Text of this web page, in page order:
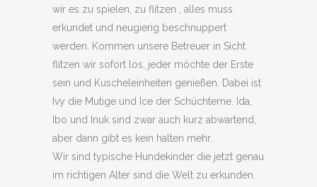
wir es zu spielen, zu flitzen , alles muss
erkundet und neugierig beschnuppert
werden. Kommen unsere Betreuer in Sicht
flitzen wir sofort los, jeder möchte der Erste
sein und Kuscheleinheiten genießen. Dabei ist
Ivy die Mutige und Ice der Schüchterne. Ida,
Ibo und Inuk sind zwar auch kurz abwartend,
aber dann gibt es kein halten mehr.
Wir sind typische Hundekinder die jetzt genau
im richtigen Alter sind die Welt zu erkunden.